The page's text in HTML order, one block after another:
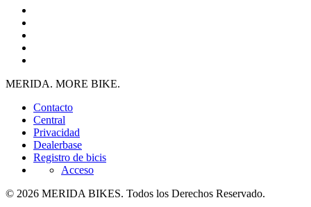
MERIDA. MORE BIKE.
Contacto
Central
Privacidad
Dealerbase
Registro de bicis
Acceso
© 2026 MERIDA BIKES. Todos los Derechos Reservado.